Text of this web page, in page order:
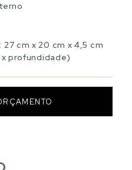
cm x 20 cm x 4,5 cm
profundidade)